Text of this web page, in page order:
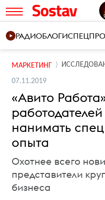
РАДИОБЛОГИ
МАРКЕТИНГ
07.11.2019
«Авито
нанимать
опыта
Охотнее всего
представители
бизнеса